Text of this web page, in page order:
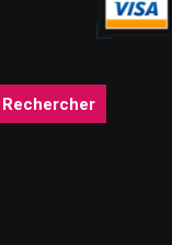
Rechercher